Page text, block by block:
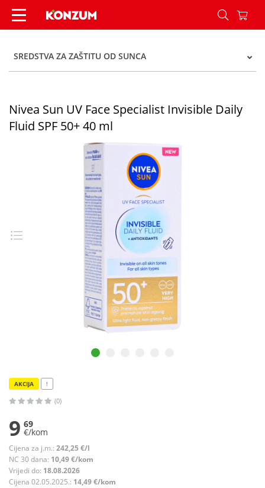
Nivea Sun UV Face Specialist Invisible Daily
SREDSTVA ZA ZAŠTITU OD SUNCA
Nivea Sun UV Face Specialist Invisible Daily
Fluid SPF 50+ 40 ml
AKCIJA !
(0)
9 69
€/kom
Cijena za j.m.: 242,25 €/l
NC 30 dana: 10,49 €/kom
Vrijedi do: 18.08.2026
Cijena 02.05.2025.: 14,49 €/kom